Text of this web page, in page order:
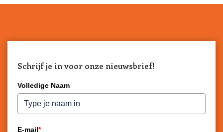
Schrijf je in voor onze nieuwsbrief!
Volledige Naam
E-mail*